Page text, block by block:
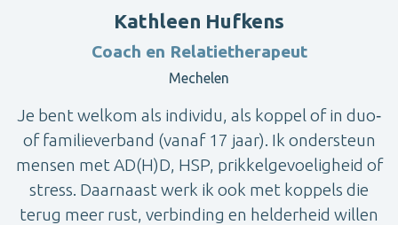
Kathleen Hufkens
Coach en Relatietherapeut
Mechelen
Je bent welkom als individu, als koppel of in duo‑
of familieverband (vanaf 17 jaar). Ik ondersteun
mensen met AD(H)D, HSP, prikkelgevoeligheid of
stress. Daarnaast werk ik ook met koppels die
terug meer rust, verbinding en helderheid willen